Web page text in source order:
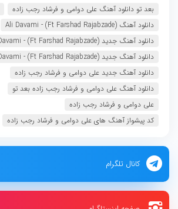
بعد تو دانلود آهنگ علی دوامی و فرشاد رجب زاده
دانلود آهنگ Ali Davami - (Ft Farshad Rajabzade)
دانلود آهنگ جدید Ali Davami - (Ft Farshad Rajabzade)
دانلود آهنگ جدید Ali Davami - (Ft Farshad Rajabzade) به نام Bade To
دانلود آهنگ جدید علی دوامی و فرشاد رجب زاده
دانلود آهنگ علی دوامی و فرشاد رجب زاده بعد تو
علی دوامی و فرشاد رجب زاده
کد پیشواز آهنگ های علی دوامی و فرشاد رجب زاده
کانال تلگرام